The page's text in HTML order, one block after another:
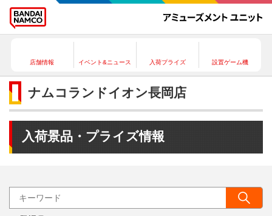
店舗情報 イベント&ニュース 入荷プライズ 設置ゲーム機
ナムコランドイオン長岡店
入荷景品・プライズ情報